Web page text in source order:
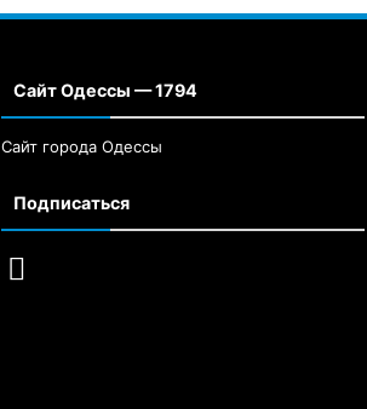
Сайт Одессы — 1794
Сайт города Одессы
Подписаться